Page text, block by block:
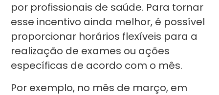
por profissionais de saúde. Para tornar
esse incentivo ainda melhor, é possível
proporcionar horários flexíveis para a
realização de exames ou ações
específicas de acordo com o mês.
Por exemplo, no mês de março, em